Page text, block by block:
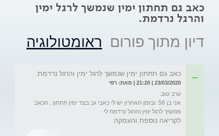
כאב גם תחתון ימין שנמשך לרגל ימין
והרגל נרדמת.
דיון מתוך פורום ראומטולוגיה
כאב גם תחתון ימין שנמשך לרגל ימין והרגל נרדמת.
23/03/2020 | 21:20 | מאת: רפי
אני בן 56  ובזמן האחרון יש לי כאבי גב בצד ימין תחתון . הכאב
ממשיך לרגל ימין והרגל נרדמת לי .
לקריאה נוספת והעמקה